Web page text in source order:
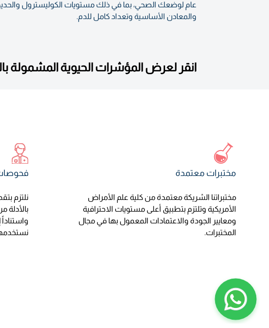
عام لوضعك الصحي، بما في ذلك مستويات الكوليسترول
والمعادن الأساسية وتعداد كامل للدم.
انقر لعرض المؤشرات الحيوية المشمولة
مختبرات معتمدة
مختبراتنا الشريكة معتمدة من كلية علم الأمراض
الأمريكية وتلتزم بتطبيق أعلى مستويات الاحترافية
ومعايير الجودة والاعتمادات المعمول بها في مجال
المختبرات.
نلتزم
بالأدلة